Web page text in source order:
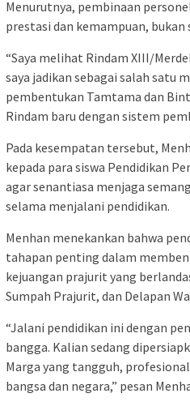
Menurutnya, pembinaan
prestasi dan kemampuan,
“Saya melihat Rindam XIII/
saya jadikan sebagai salah satu
pembentukan Tamtama dan
Rindam baru dengan sistem
Pada kesempatan tersebut,
kepada para siswa Pendidikan
agar senantiasa menjaga
selama menjalani pendidikan.
Menhan menekankan bahwa
tahapan penting dalam
kejuangan prajurit yang
Sumpah Prajurit, dan Delapan
“Jalani pendidikan ini dengan
bangga. Kalian sedang
Marga yang tangguh,
bangsa dan negara,” pesan